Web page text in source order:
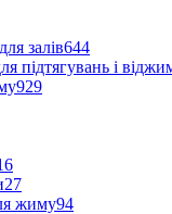
залів644
підтягувань і
929
27
жиму94